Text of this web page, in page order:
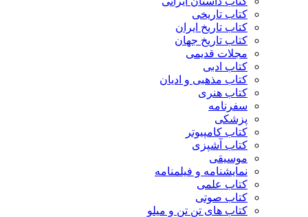
کتاب تاریخی
کتاب تاریخ ایران
کتاب تاریخ جهان
مجلات قدیمی
کتاب ادبی
کتاب مذهبی و ادیان
کتاب هنری
سفرنامه
پزشکی
کتاب کامپیوتر
کتاب آشپزی
موسیقی
نمایشنامه و فیلمنامه
کتاب علمی
کتاب صوتی
کتاب های تن تن و میلو